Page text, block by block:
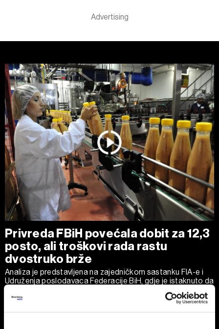
Privreda FBiH povećala dobit za 12,3
posto, ali troškovi rada rastu
dvostruko brže
Analiza je predstavljena na zajedničkom sastanku FIA-e i
Udruženja poslodavaca Federacije BiH, gdje je istaknuto da
privatni sektor ostaje ključni nosilac ekonomskog rasta.
Od ukupno 28.634 privredna društva u Federaciji, čak 98,6
posto čine privatne kompanije, koje ostvaruju 90 posto